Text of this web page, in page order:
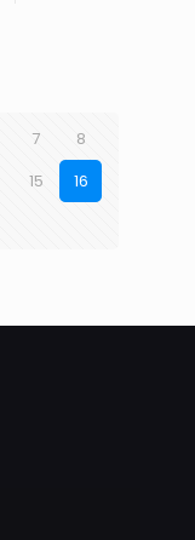
7
8
15
16